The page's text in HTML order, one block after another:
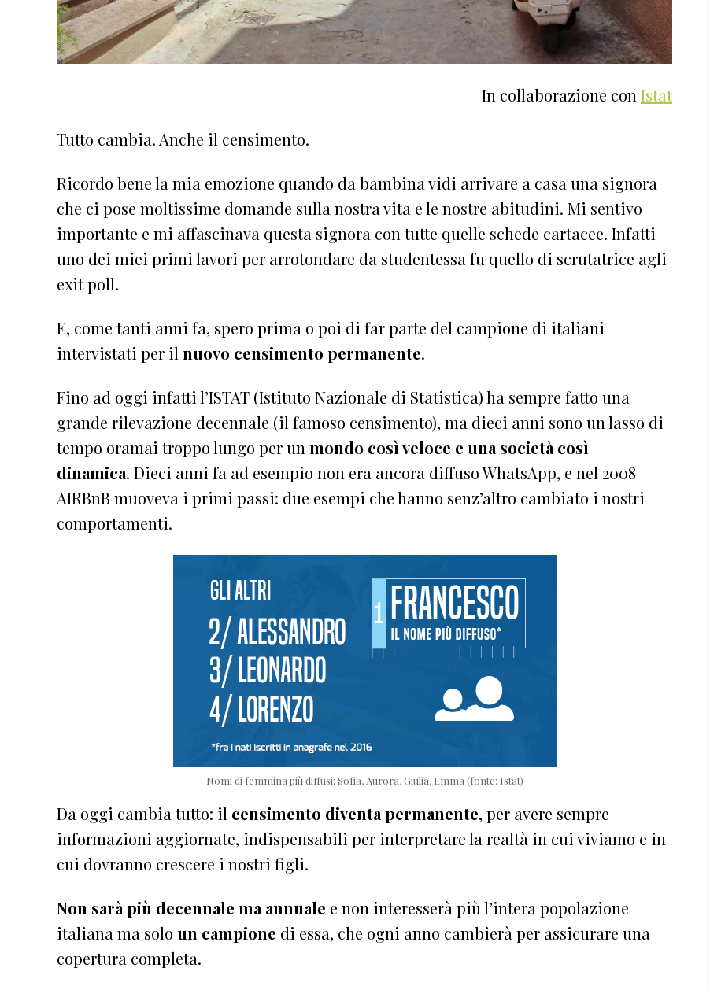
In collaborazione con Istat
Tutto cambia. Anche il censimento.
Ricordo bene la mia emozione quando da bambina vidi arrivare a casa una signora
che ci pose moltissime domande sulla nostra vita e le nostre abitudini. Mi sentivo
importante e mi affascinava questa signora con tutte quelle schede cartacee. Infatti
uno dei miei primi lavori per arrotondare da studentessa fu quello di scrutatrice agli
exit poll.
E, come tanti anni fa, spero prima o poi di far parte del campione di italiani
intervistati per il nuovo censimento permanente.
Fino ad oggi infatti l’ISTAT (Istituto Nazionale di Statistica) ha sempre fatto una
grande rilevazione decennale (il famoso censimento), ma dieci anni sono un lasso di
tempo oramai troppo lungo per un mondo così veloce e una società così
dinamica. Dieci anni fa ad esempio non era ancora diffuso WhatsApp, e nel 2008
AIRBnB muoveva i primi passi: due esempi che hanno senz’altro cambiato i nostri
comportamenti.
Nomi di femmina più diffusi: Sofia, Aurora, Giulia, Emma (fonte: Istat)
Da oggi cambia tutto: il censimento diventa permanente, per avere sempre
informazioni aggiornate, indispensabili per interpretare la realtà in cui viviamo e in
cui dovranno crescere i nostri figli.
Non sarà più decennale ma annuale e non interesserà più l’intera popolazione
italiana ma solo un campione di essa, che ogni anno cambierà per assicurare una
copertura completa.